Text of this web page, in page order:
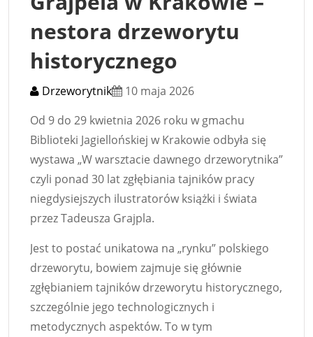
nestora drzeworytu
historycznego
Drzeworytnik
10 maja 2026
Od 9 do 29 kwietnia 2026 roku w gmachu
Biblioteki Jagiellońskiej w Krakowie odbyła się
wystawa „W warsztacie dawnego drzeworytnika”
czyli ponad 30 lat zgłębiania tajników pracy
niegdysiejszych ilustratorów książki i świata
przez Tadeusza Grajpla.
Jest to postać unikatowa na „rynku” polskiego
drzeworytu, bowiem zajmuje się głównie
zgłębianiem tajników drzeworytu historycznego,
szczególnie jego technologicznych i
metodycznych aspektów. To w tym